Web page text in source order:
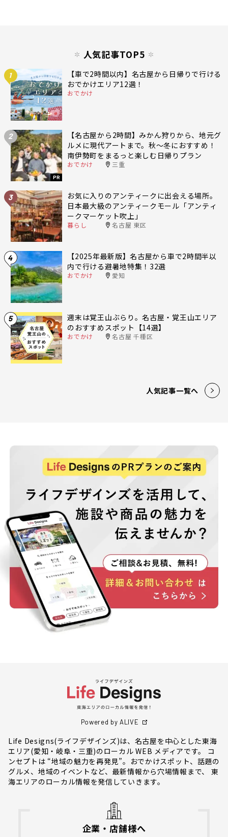
人気記事TOP5
1
【車で2時間以内】名古屋から日帰りで行ける
おでかけエリア12選！
おでかけ
2
PR
【名古屋から2時間】みかん狩りから、地元グ
ルメに現代アートまで。秋〜冬におすすめ！
南伊勢町をまるっと楽しむ日帰りプラン
おでかけ 三重
3
お気に入りのアンティークに出会える場所。
日本最大級のアンティークモール「アンティ
ークマーケット吹上」
暮らし 名古屋 東区
4
【2025年最新版】名古屋から車で2時間半以
内で行ける避暑地特集！32選
おでかけ 愛知
5
週末は覚王山ぶらり。名古屋・覚王山エリア
のおすすめスポット【14選】
おでかけ 名古屋 千種区
人気記事一覧へ
Powered by ALIVE
Life Designs(ライフデザインズ)は、名古屋を中心とした東海
エリア(愛知・岐阜・三重)のローカル WEB メディアです。 コ
ンセプトは “地域の魅力を再発見”。おでかけスポット、話題の
グルメ、地域のイベントなど、最新情報から穴場情報まで、 東
海エリアのローカル情報を発信していきます。
企業・店舗様へ